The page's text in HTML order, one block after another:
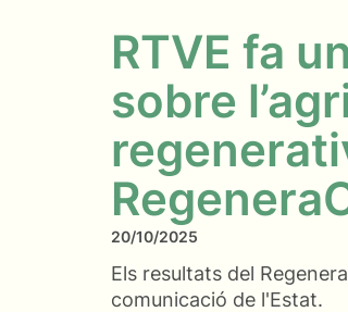
RTVE fa
sobre
20/10/2025
Els resultats del
comunicació de l'Estat.